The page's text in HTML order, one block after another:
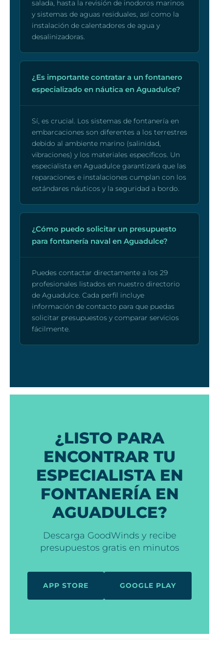
salada, hasta la revisión de inodoros marinos
y sistemas de aguas residuales, así como la
instalación de calentadores de agua y
desalinizadoras.
¿Es importante contratar a un fontanero
especializado en náutica en Aguadulce?
Sí, es crucial. Los sistemas de fontanería en
embarcaciones son diferentes a los terrestres
debido al ambiente marino (salinidad,
vibraciones) y los materiales específicos. Un
especialista en Aguadulce garantizará que las
reparaciones e instalaciones cumplan con los
estándares náuticos y la seguridad a bordo.
¿Cómo puedo solicitar un presupuesto
para fontanería naval en Aguadulce?
Puedes contactar directamente a los 29
profesionales listados en nuestro directorio
de Aguadulce. Cada perfil incluye
información de contacto para que puedas
solicitar presupuestos y comparar servicios
fácilmente.
¿LISTO PARA
ENCONTRAR TU
ESPECIALISTA EN
FONTANERÍA EN
AGUADULCE?
Descarga GoodWinds y recibe
presupuestos gratis en minutos
APP STORE GOOGLE PLAY